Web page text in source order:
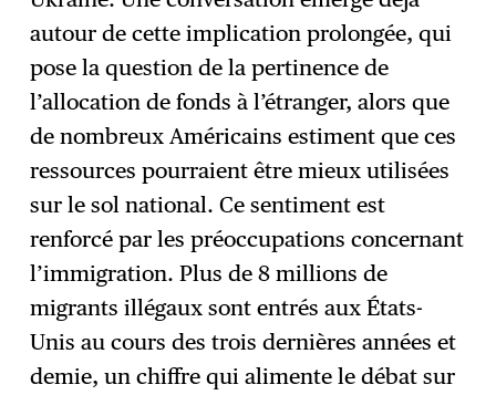
autour de cette implication prolongée, qui
pose la question de la pertinence de
l’allocation de fonds à l’étranger, alors que
de nombreux Américains estiment que ces
ressources pourraient être mieux utilisées
sur le sol national. Ce sentiment est
renforcé par les préoccupations concernant
l’immigration. Plus de 8 millions de
migrants illégaux sont entrés aux États-
Unis au cours des trois dernières années et
demie, un chiffre qui alimente le débat sur